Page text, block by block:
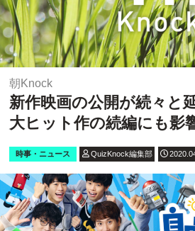
朝Knock
新作映画の公開が続々
大ヒット作の続編にも影
時事・ニュース QuizKnock編集部